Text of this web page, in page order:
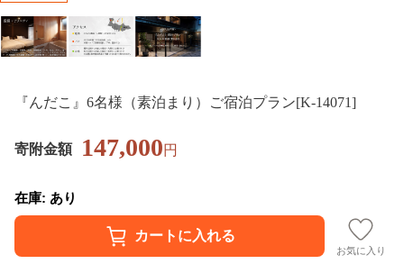
『んだこ』6名様（素泊まり）ご宿泊プラン[K-14071]
寄附金額 147,000円
在庫: あり
お気に入り